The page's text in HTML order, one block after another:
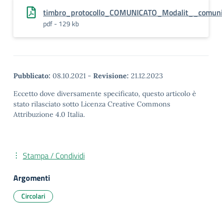
pdf - 129 kb
Pubblicato: 08.10.2021 - Revisione: 21.12.2023
Eccetto dove diversamente specificato, questo articolo è
stato rilasciato sotto Licenza Creative Commons
Attribuzione 4.0 Italia.
Stampa / Condividi
Argomenti
Circolari